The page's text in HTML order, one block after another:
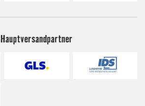
Hauptversandpartner